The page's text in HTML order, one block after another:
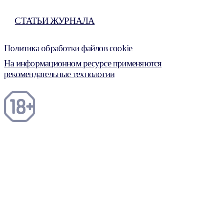
СТАТЬИ ЖУРНАЛА
Политика обработки файлов cookie
На информационном ресурсе применяются
рекомендательные технологии